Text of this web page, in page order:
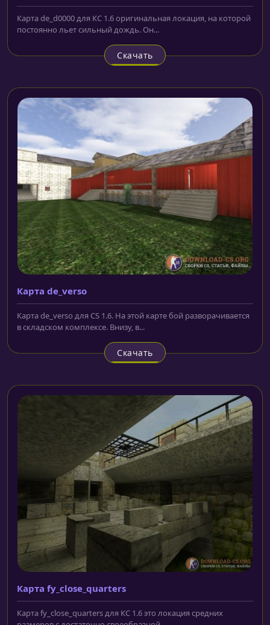
Карта de_d0000 для КС 1.6 оригинальная локация, на которой
постоянно льет сильный дождь. Он...
Скачать
Карта de_verso
Карта de_verso для CS 1.6. На этой карте бой разворачивается
в складском комплексе. Внизу, в...
Скачать
Карта fy_close_quarters
Карта fy_close_quarters для КС 1.6 это локация средних